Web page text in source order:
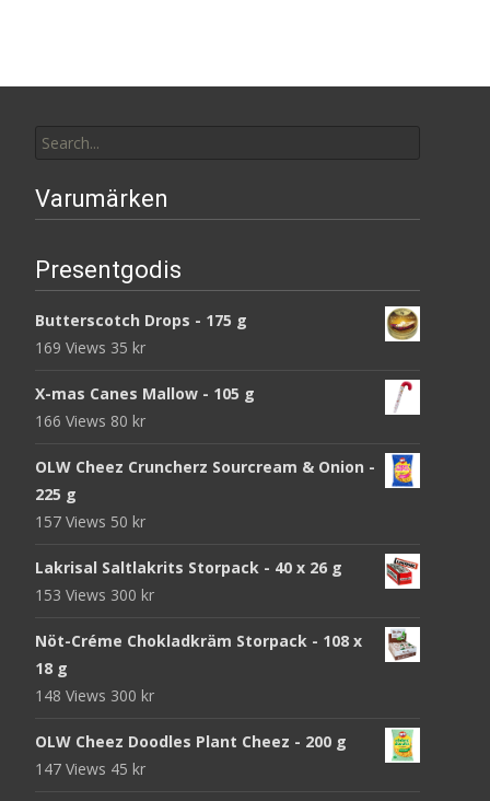
for:
Varumärken
Presentgodis
Butterscotch Drops - 175 g
169 Views 35 kr
X-mas Canes Mallow - 105 g
166 Views 80 kr
OLW Cheez Cruncherz Sourcream & Onion -
225 g
157 Views 50 kr
Lakrisal Saltlakrits Storpack - 40 x 26 g
153 Views 300 kr
Nöt-Créme Chokladkräm Storpack - 108 x
18 g
148 Views 300 kr
OLW Cheez Doodles Plant Cheez - 200 g
147 Views 45 kr